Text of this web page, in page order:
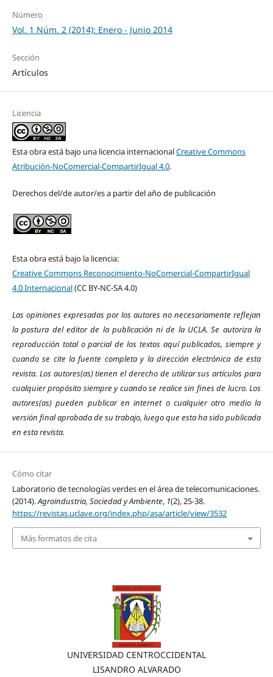
Número
Vol. 1 Núm. 2 (2014): Enero - Junio 2014
Sección
Artículos
Licencia
Esta obra está bajo una licencia internacionalCreative Commons
Atribución-NoComercial-CompartirIgual 4.0.
Derechos del/de autor/es a partir del año de publicación
Esta obra está bajo la licencia:
Creative Commons Reconocimiento-NoComercial-CompartirIgual
4.0 Internacional(CC BY-NC-SA 4.0)
Las opiniones expresadas por los autores no necesariamente reflejan
la postura del editor de la publicación ni de la UCLA. Se autoriza la
reproducción total o parcial de los textos aquí publicados, siempre y
cuando se cite la fuente completa y la dirección electrónica de esta
revista. Los autores(as) tienen el derecho de utilizar sus artículos para
cualquier propósito siempre y cuando se realice sin fines de lucro. Los
autores(as) pueden publicar en internet o cualquier otro medio la
versión final aprobada de su trabajo, luego que esta ha sido publicada
en esta revista.
Cómo citar
Laboratorio de tecnologías verdes en el área de telecomunicaciones.
(2014).Agroindustria, Sociedad y Ambiente, 1(2), 25-38.
https://revistas.uclave.org/index.php/asa/article/view/3532
Más formatos de cita
UNIVERSIDAD CENTROCCIDENTAL
LISANDRO ALVARADO